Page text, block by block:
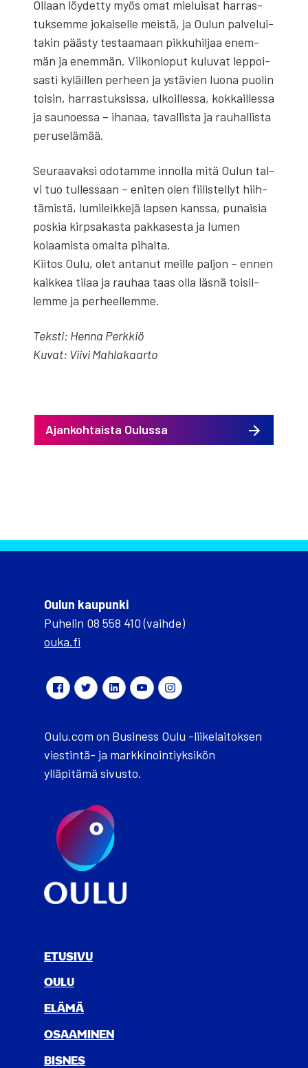
Ollaan löy­det­ty myös omat mie­lui­sat har­ras­
tuk­sem­me jokai­sel­le meis­tä, ja Oulun pal­ve­lui­
ta­kin pääs­ty tes­taa­maan pik­ku­hil­jaa enem­
män ja enem­män. Vii­kon­lo­put kulu­vat lep­poi­
sas­ti kyläil­len per­heen ja ystä­vien luo­na puo­lin
toi­sin, har­ras­tuk­sis­sa, ulkoil­les­sa, kok­kail­les­sa
ja sau­noes­sa – iha­naa, taval­lis­ta ja rau­hal­lis­ta
perus­e­lä­mää.
Seu­raa­vak­si odo­tam­me innol­la mitä Oulun tal­
vi tuo tul­les­saan – eni­ten olen fii­lis­tel­lyt hiih­
tä­mis­tä, lumi­leik­ke­jä lap­sen kans­sa, punai­sia
pos­kia kirp­sa­kas­ta pak­ka­ses­ta ja lumen
kolaa­mis­ta omal­ta pihal­ta.
Kii­tos Oulu, olet anta­nut meil­le pal­jon – ennen
kaik­kea tilaa ja rau­haa taas olla läs­nä toi­sil­
lem­me ja per­heel­lem­me.
Teks­ti: Hen­na Perk­kiö
Kuvat: Vii­vi Mah­la­kaar­to
Ajankohtaista Oulussa
Oulun kaupunki
Puhelin 08 558 410 (vaihde)
ouka.fi
Oulu.com on Business Oulu -liikelaitoksen
viestintä- ja markkinointiyksikön
ylläpitämä sivusto.
ETUSIVU
OULU
ELÄ­MÄ
OSAA­MI­NEN
BIS­NES